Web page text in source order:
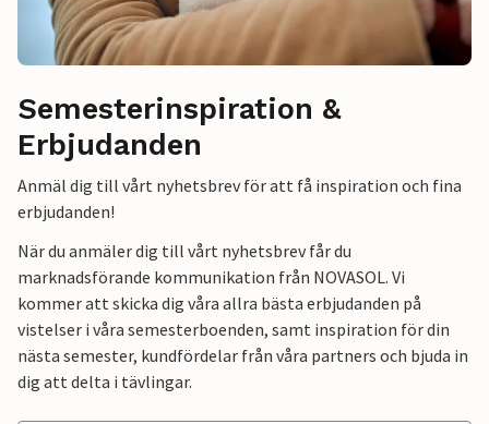
Semesterinspiration &
Erbjudanden
Anmäl dig till vårt nyhetsbrev för att få inspiration och fina
erbjudanden!
När du anmäler dig till vårt nyhetsbrev får du
marknadsförande kommunikation från NOVASOL. Vi
kommer att skicka dig våra allra bästa erbjudanden på
vistelser i våra semesterboenden, samt inspiration för din
nästa semester, kundfördelar från våra partners och bjuda in
dig att delta i tävlingar.